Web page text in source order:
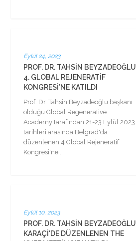
Eylül 24, 2023
PROF. DR. TAHSIN BEYZADEOĞLU
4. GLOBAL REJENERATIF
KONGRESI’NE KATILDI
Prof. Dr. Tahsin Beyzadeoğlu başkanı
olduğu Global Regenerative
Academy tarafından 21-23 Eylül 2023
tarihleri arasında Belgrad'da
düzenlenen 4 Global Rejeneratif
Kongresi'ne...
Eylül 10, 2023
PROF. DR. TAHSIN BEYZADEOĞLU
KARAÇI'DE DÜZENLENEN THE